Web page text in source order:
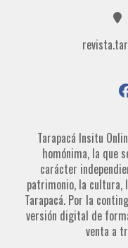
Tarapacá Insitu
homónima, la que
carácter
patrimonio, la cultura,
Tarapacá. Por la
versión digital de
venta a